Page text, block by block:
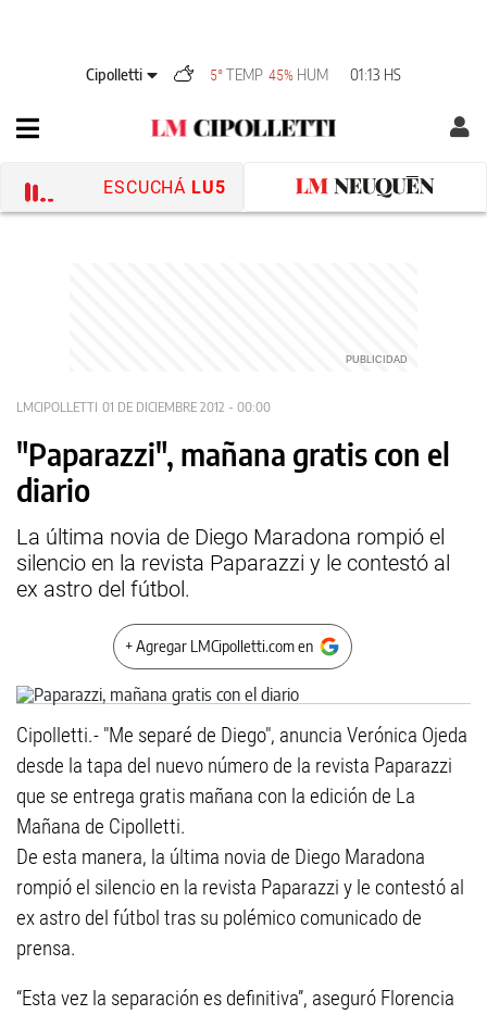
Cipolletti 5° TEMP 45% HUM 01:13 HS
ESCUCHÁ LU5
LMCIPOLLETTI 01 DE DICIEMBRE 2012 - 00:00
"Paparazzi", mañana gratis con el
diario
La última novia de Diego Maradona rompió el
silencio en la revista Paparazzi y le contestó al
ex astro del fútbol.
+ Agregar LMCipolletti.com en
Cipolletti.- "Me separé de Diego", anuncia Verónica Ojeda
desde la tapa del nuevo número de la revista Paparazzi
que se entrega gratis mañana con la edición de La
Mañana de Cipolletti.
De esta manera, la última novia de Diego Maradona
rompió el silencio en la revista Paparazzi y le contestó al
ex astro del fútbol tras su polémico comunicado de
prensa.
“Esta vez la separación es definitiva”, aseguró Florencia